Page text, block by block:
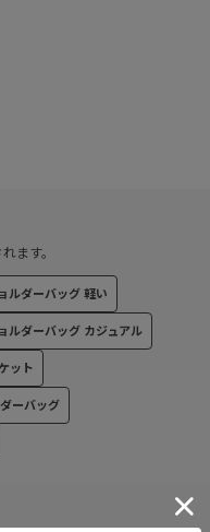
ト×1
ン入り片マチオープンポ
ルダーバッグ 軽い
ルダーバッグ カジュアル
ット
ーバッグ
ます。